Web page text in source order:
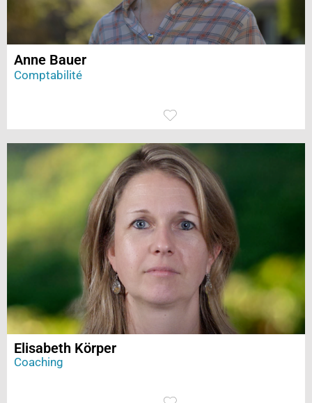
Anne Bauer
Comptabilité
Elisabeth Körper
Coaching